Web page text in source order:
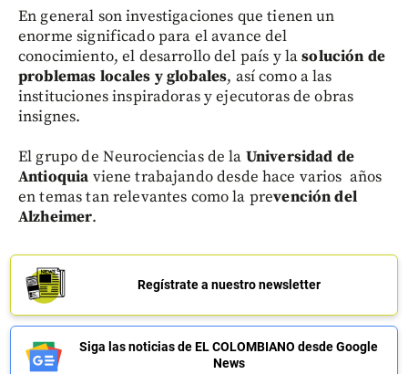
En general son investigaciones que tienen un
enorme significado para el avance del
conocimiento, el desarrollo del país y lasolución de
problemas locales y globales, así como a las
instituciones inspiradoras y ejecutoras de obras
insignes.
El grupo de Neurociencias de la Universidad de
Antioquia viene trabajando desde hace varios años
en temas tan relevantes como la prevención del
Alzheimer.
Regístrate a nuestro newsletter
Siga las noticias de EL COLOMBIANO desde Google
News